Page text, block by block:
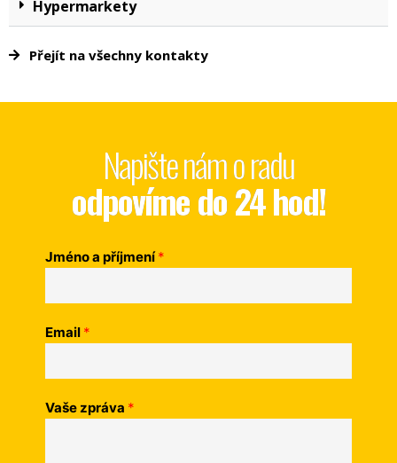
Hypermarkety
Přejít na všechny kontakty
Napište nám o radu
odpovíme do 24 hod!
Jméno a příjmení*
Email *
Vaše zpráva *